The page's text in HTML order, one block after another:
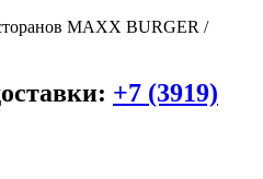
MAXX BURGER /
+7 (3919)